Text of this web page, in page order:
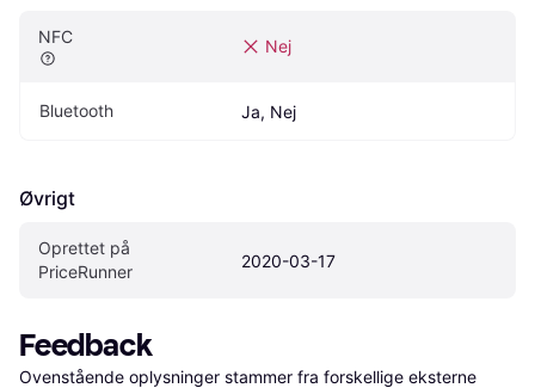
NFC Nej
Bluetooth Ja, Nej
Øvrigt
Oprettet på
PriceRunner
2020-03-17
Feedback
Ovenstående oplysninger stammer fra forskellige eksterne